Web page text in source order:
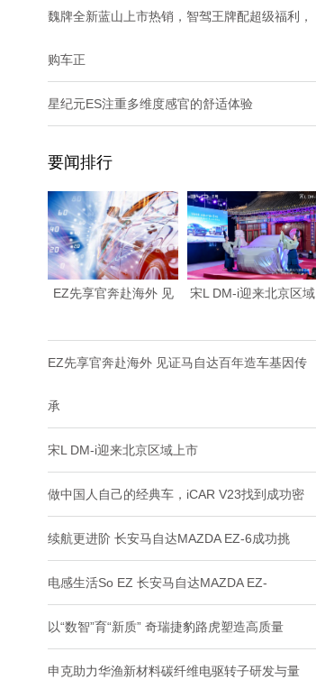
魏牌全新蓝山上市热销，智驾王牌配超级福利，
购车正
星纪元ES注重多维度感官的舒适体验
要闻排行
EZ先享官奔赴海外 见
宋L DM-i迎来北京区域
EZ先享官奔赴海外 见证马自达百年造车基因传
承
宋L DM-i迎来北京区域上市
做中国人自己的经典车，iCAR V23找到成功密
续航更进阶 长安马自达MAZDA EZ-6成功挑
电感生活So EZ 长安马自达MAZDA EZ-
以“数智”育“新质” 奇瑞捷豹路虎塑造高质量
申克助力华渔新材料碳纤维电驱转子研发与量